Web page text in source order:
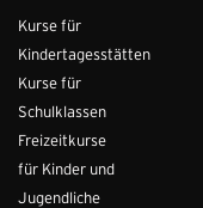
Kurse für
Kindertagesstätten
Kurse für
Schulklassen
Freizeitkurse
für Kinder und
Jugendliche